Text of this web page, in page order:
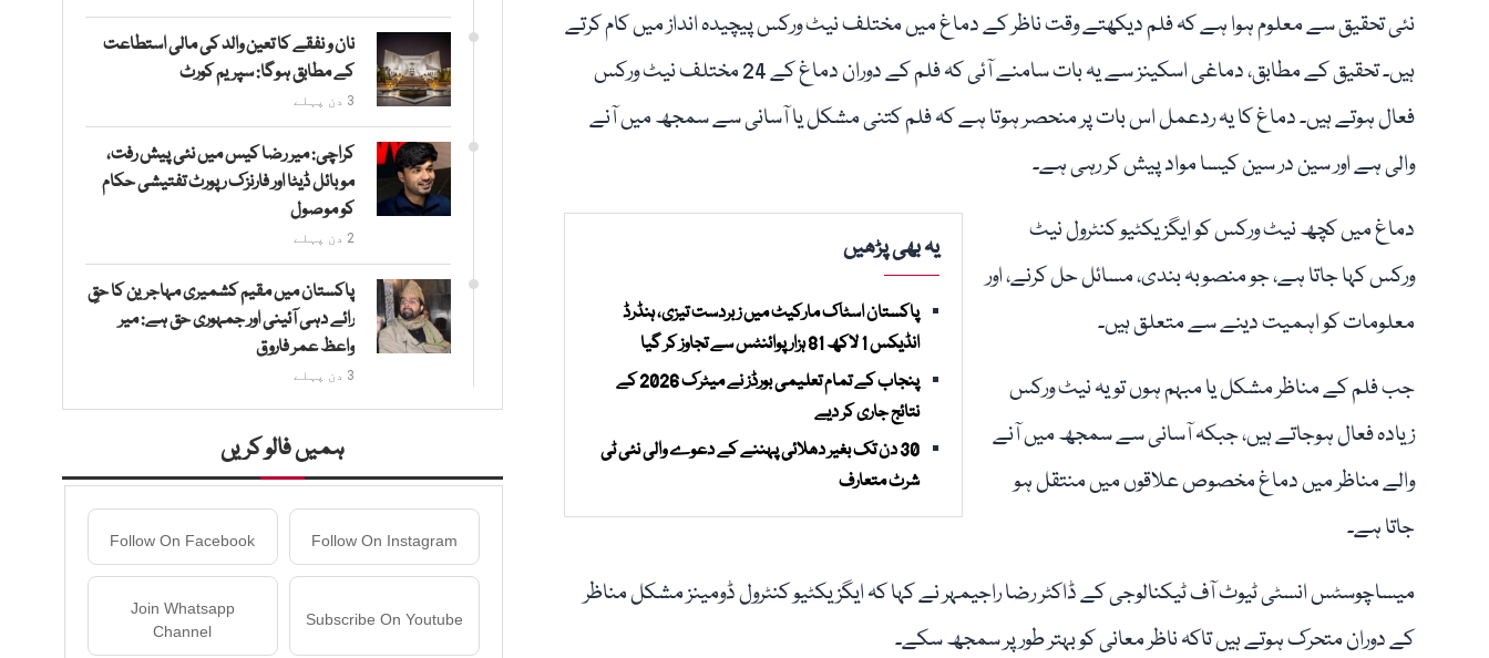
نئی تحقیق سے معلوم ہوا ہے کہ فلم دیکھتے وقت ناظر کے دماغ میں مختلف نیٹ ورکس پیچیدہ انداز میں کام کرتے
ہیں۔ تحقیق کے مطابق، دماغی اسکینز سے یہ بات سامنے آئی کہ فلم کے دوران دماغ کے 24 مختلف نیٹ ورکس
فعال ہوتے ہیں۔ دماغ کا یہ ردعمل اس بات پر منحصر ہوتا ہے کہ فلم کتنی مشکل یا آسانی سے سمجھ میں آنے
والی ہے اور سین در سین کیسا مواد پیش کر رہی ہے۔
یہ بھی پڑھیں
پاکستان اسٹاک مارکیٹ میں زبردست تیزی، ہنڈرڈ
انڈیکس 1 لاکھ 81 ہزار پوائنٹس سے تجاوز کر گیا
پنجاب کے تمام تعلیمی بورڈز نے میٹرک 2026 کے
نتائج جاری کر دیے
30 دن تک بغیر دھلائی پہننے کے دعوے والی نئی ٹی
شرٹ متعارف
دماغ میں کچھ نیٹ ورکس کو ایگزیکٹیو کنٹرول نیٹ
ورکس کہا جاتا ہے، جو منصوبہ بندی، مسائل حل کرنے، اور
معلومات کو اہمیت دینے سے متعلق ہیں۔
جب فلم کے مناظر مشکل یا مبہم ہوں تو یہ نیٹ ورکس
زیادہ فعال ہوجاتے ہیں، جبکہ آسانی سے سمجھ میں آنے
والے مناظر میں دماغ مخصوص علاقوں میں منتقل ہو
جاتا ہے۔
میساچوسٹس انسٹی ٹیوٹ آف ٹیکنالوجی کے ڈاکٹر رضا راجیمہر نے کہا کہ ایگزیکٹیو کنٹرول ڈومینز مشکل مناظر
کے دوران متحرک ہوتے ہیں تاکہ ناظر معانی کو بہتر طور پر سمجھ سکے۔
نان و نفقے کا تعین والد کی مالی استطاعت
کے مطابق ہوگا: سپریم کورٹ
3 دن پہلے
کراچی: میر رضا کیس میں نئی پیش رفت،
موبائل ڈیٹا اور فارنزک رپورٹ تفتیشی حکام
کو موصول
2 دن پہلے
پاکستان میں مقیم کشمیری مہاجرین کا حقِ
رائے دہی آئینی اور جمہوری حق ہے: میر
واعظ عمر فاروق
3 دن پہلے
ہمیں فالو کریں
Follow On Instagram
Follow On Facebook
Subscribe On Youtube
Join Whatsapp
Channel